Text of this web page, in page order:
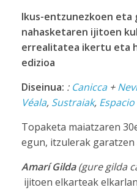
Ikus-entzunezkoen
nahasketaren ijitoen
errealitatea ikertu eta
edizioa
Diseinua: : Canicca+
Véala, Sustraiak,
Topaketa maiatzaren
egun, itzulerak garatzen
Amarí Gilda(gure gilda
ijitoen elkarteak